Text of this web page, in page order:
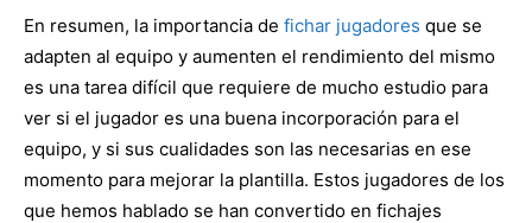
En resumen, la importancia de fichar jugadores que se
adapten al equipo y aumenten el rendimiento del mismo
es una tarea difícil que requiere de mucho estudio para
ver si el jugador es una buena incorporación para el
equipo, y si sus cualidades son las necesarias en ese
momento para mejorar la plantilla. Estos jugadores de los
que hemos hablado se han convertido en fichajes